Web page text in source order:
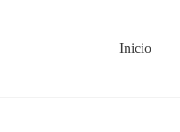
Inicio